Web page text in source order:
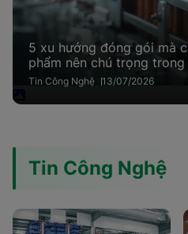
5 xu hướng đóng gói mà
phẩm nên chú trọng
Tin Công Nghệ 13/07/2026
Tin Công Nghệ